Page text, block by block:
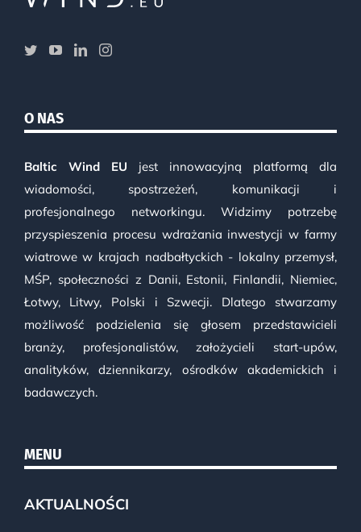
O NAS
Baltic Wind EU jest innowacyjną platformą dla
wiadomości, spostrzeżeń, komunikacji i
profesjonalnego networkingu. Widzimy potrzebę
przyspieszenia procesu wdrażania inwestycji w farmy
wiatrowe w krajach nadbałtyckich - lokalny przemysł,
MŚP, społeczności z Danii, Estonii, Finlandii, Niemiec,
Łotwy, Litwy, Polski i Szwecji. Dlatego stwarzamy
możliwość podzielenia się głosem przedstawicieli
branży, profesjonalistów, założycieli start-upów,
analityków, dziennikarzy, ośrodków akademickich i
badawczych.
MENU
AKTUALNOŚCI